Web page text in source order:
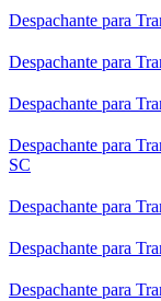
Despachante para
Despachante para
Despachante para
Despachante para
SC
Despachante para
Despachante para
Despachante para